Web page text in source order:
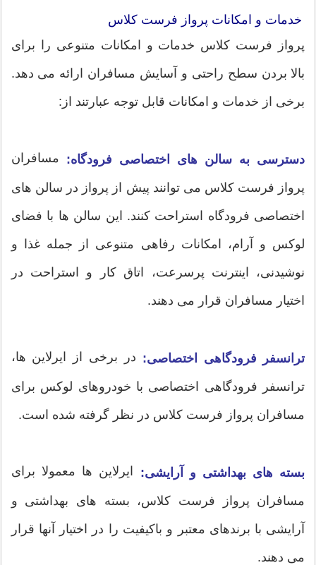
خدمات و امکانات پرواز فرست کلاس
پرواز فرست کلاس خدمات و امکانات متنوعی را برای
بالا بردن سطح راحتی و آسایش مسافران ارائه می دهد.
برخی از خدمات و امکانات قابل توجه عبارتند از:
دسترسی به سالن های اختصاصی فرودگاه: مسافران
پرواز فرست کلاس می توانند پیش از پرواز در سالن های
اختصاصی فرودگاه استراحت کنند. این سالن ها با فضای
لوکس و آرام، امکانات رفاهی متنوعی از جمله غذا و
نوشیدنی، اینترنت پرسرعت، اتاق کار و استراحت در
اختیار مسافران قرار می دهند.
ترانسفر فرودگاهی اختصاصی: در برخی از ایرلاین ها،
ترانسفر فرودگاهی اختصاصی با خودروهای لوکس برای
مسافران پرواز فرست کلاس در نظر گرفته شده است.
بسته های بهداشتی و آرایشی: ایرلاین ها معمولا برای
مسافران پرواز فرست کلاس، بسته های بهداشتی و
آرایشی با برندهای معتبر و باکیفیت را در اختیار آنها قرار
می دهند.